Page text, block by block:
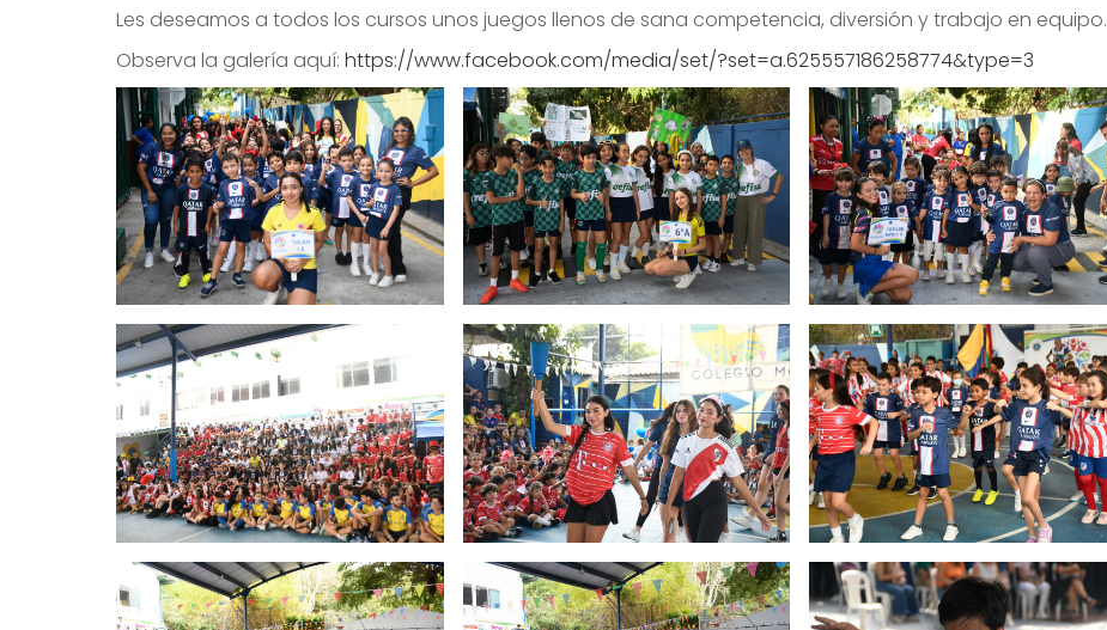
Les deseamos a todos los cursos unos juegos llenos de sana competencia, diversión y trabajo en equipo.
Observa la galería aquí: https://www.facebook.com/media/set/?set=a.625557186258774&type=3